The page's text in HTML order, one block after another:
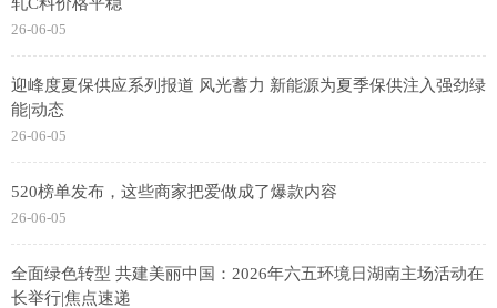
26-06-05
迎峰度夏保供应系列报道 风光蓄力 新能源为夏季保供注入强劲绿
能|动态
26-06-05
520榜单发布，这些商家把爱做成了爆款内容
26-06-05
全面绿色转型 共建美丽中国：2026年六五环境日湖南主场活动在
长举行|焦点速递